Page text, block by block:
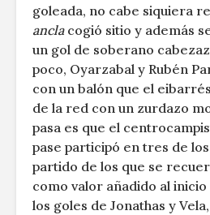
goleada, no cabe siquiera
anclacogió sitio y además
un gol de soberano
poco, Oyarzabal y Rubén
con un balón que el
de la red con un zurdazo
pasa es que el
pase participó en tres de
partido de los que se
como valor añadido al
los goles de Jonathas y